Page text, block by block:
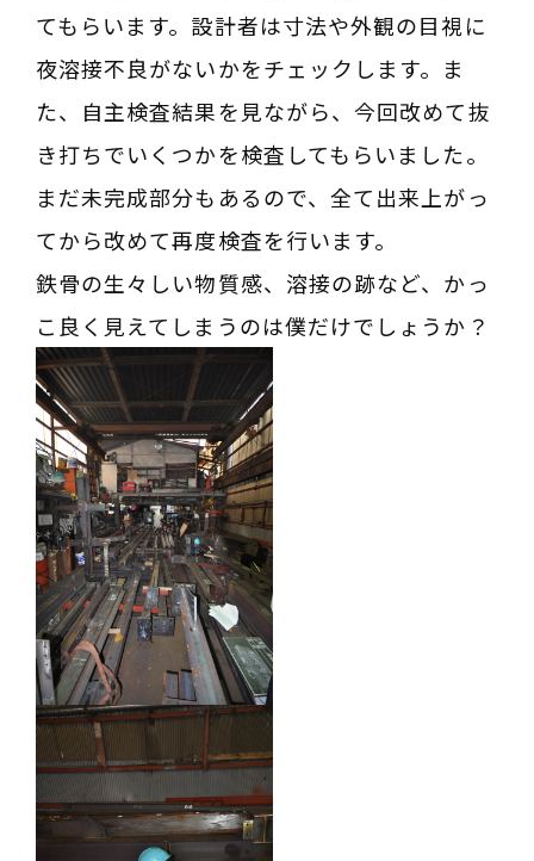
てもらいます。設計者は寸法や外観の目視に
夜溶接不良がないかをチェックします。ま
た、自主検査結果を見ながら、今回改めて抜
き打ちでいくつかを検査してもらいました。
まだ未完成部分もあるので、全て出来上がっ
てから改めて再度検査を行います。
鉄骨の生々しい物質感、溶接の跡など、かっ
こ良く見えてしまうのは僕だけでしょうか？